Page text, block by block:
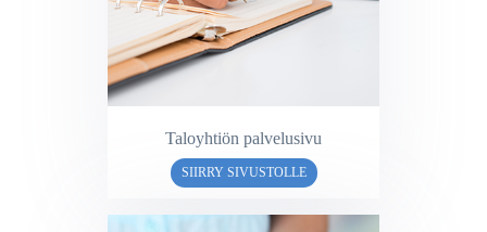
Taloyhtiön palvelusivu
SIIRRY SIVUSTOLLE